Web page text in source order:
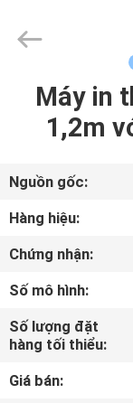
NHÀ
PHẨM
VIDEO
VỀ
CHÚNG
TÔI
Shanghai
Color
Máy in
1,2m
Nguồn gốc:
Hàng hiệu:
Chứng nhận:
Số mô hình:
Số lượng đặt
hàng tối thiểu:
Giá bán: